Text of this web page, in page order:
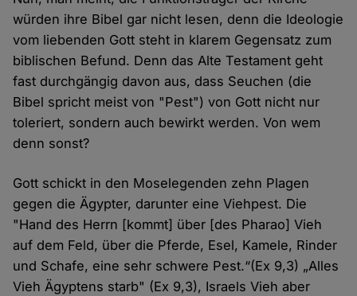
würden ihre Bibel gar nicht lesen, denn die Ideologie
vom liebenden Gott steht in klarem Gegensatz zum
biblischen Befund. Denn das Alte Testament geht
fast durchgängig davon aus, dass Seuchen (die
Bibel spricht meist von "Pest") von Gott nicht nur
toleriert, sondern auch bewirkt werden. Von wem
denn sonst?
Gott schickt in den Moselegenden zehn Plagen
gegen die Ägypter, darunter eine Viehpest. Die
"Hand des Herrn [kommt] über [des Pharao] Vieh
auf dem Feld, über die Pferde, Esel, Kamele, Rinder
und Schafe, eine sehr schwere Pest.“(Ex 9,3) „Alles
Vieh Ägyptens starb" (Ex 9,3), Israels Vieh aber